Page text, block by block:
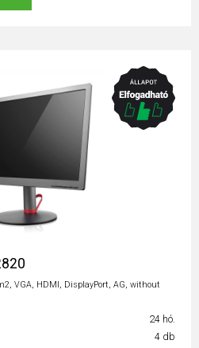
VGA, HDMI, DisplayPort, AG, without
24 hó.
4 db